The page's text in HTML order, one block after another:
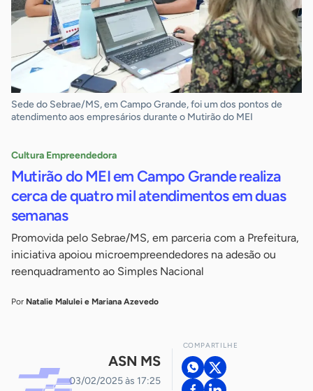
Sede do Sebrae/MS, em Campo Grande, foi um dos pontos de
atendimento aos empresários durante o Mutirão do MEI
Cultura Empreendedora
Mutirão do MEI em Campo Grande realiza
cerca de quatro mil atendimentos em duas
semanas
Promovida pelo Sebrae/MS, em parceria com a Prefeitura,
iniciativa apoiou microempreendedores na adesão ou
reenquadramento ao Simples Nacional
Por Natalie Malulei e Mariana Azevedo
ASN MS
03/02/2025 às 17:25
COMPARTILHE